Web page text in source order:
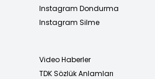
Instagram Dondurma
Instagram Silme
Video Haberler
TDK Sözlük Anlamları